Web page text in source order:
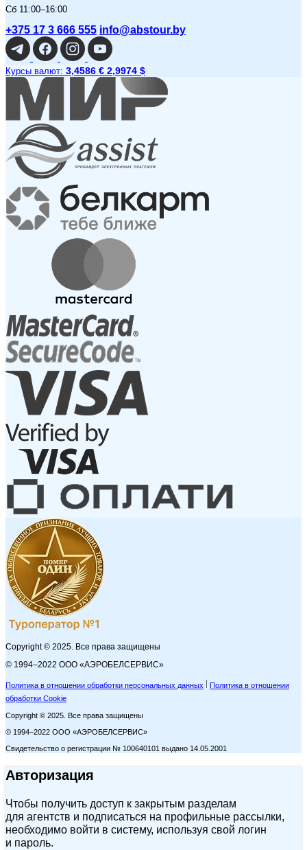
Сб 11:00–16:00
+375 17 3 666 555 info@abstour.by
Курсы валют: 3,4586 € 2,9974 $
Copyright © 2025. Все права защищены
© 1994–2022 ООО «АЭРОБЕЛСЕРВИС»
Политика в отношении обработки персональных данных
Политика в отношении
обработки Cookie
Copyright © 2025. Все права защищены
© 1994–2022 ООО «АЭРОБЕЛСЕРВИС»
Свидетельство о регистрации № 100640101 выдано 14.05.2001
Авторизация
Чтобы получить доступ к закрытым разделам
для агентств и подписаться на профильные рассылки,
необходимо войти в систему, используя свой логин
и пароль.